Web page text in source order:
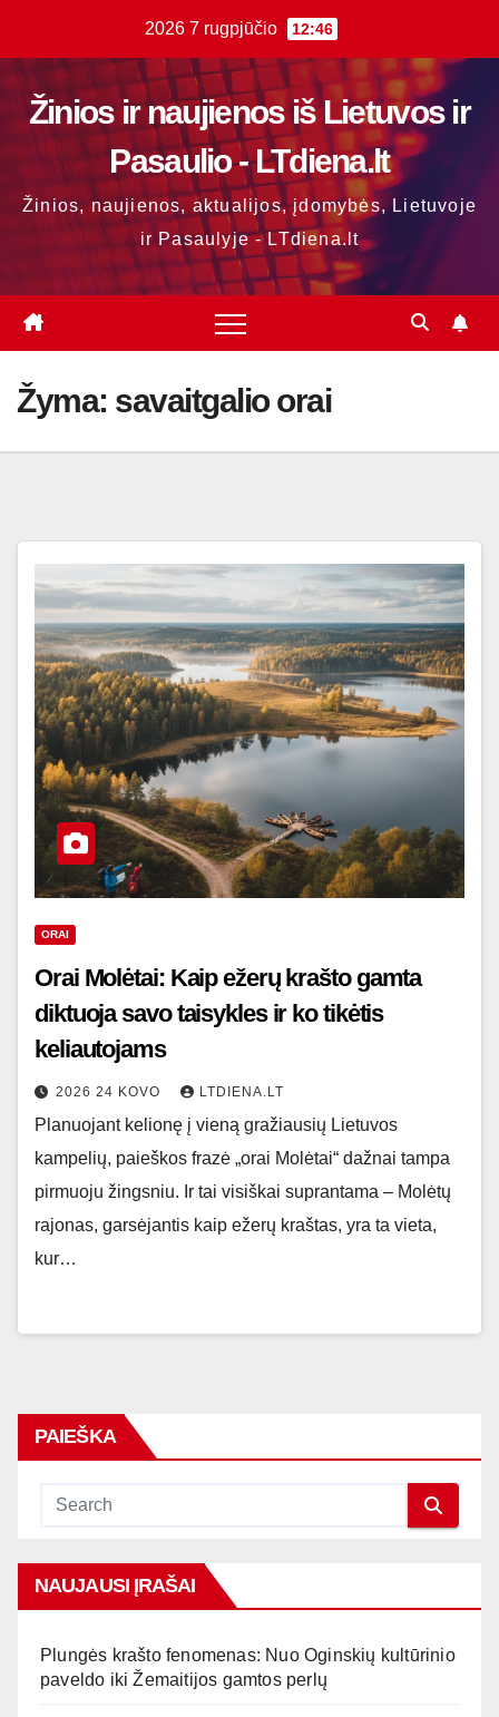
content
2026 7 rugpjūčio 12:46
Žinios ir naujienos iš Lietuvos ir
Pasaulio - LTdiena.lt
Žinios, naujienos, aktualijos, įdomybės, Lietuvoje
ir Pasaulyje - LTdiena.lt
Žyma: savaitgalio orai
ORAI
Orai Molėtai: Kaip ežerų krašto gamta
diktuoja savo taisykles ir ko tikėtis
keliautojams
2026 24 KOVO LTDIENA.LT
Planuojant kelionę į vieną gražiausių Lietuvos
kampelių, paieškos frazė „orai Molėtai“ dažnai tampa
pirmuoju žingsniu. Ir tai visiškai suprantama – Molėtų
rajonas, garsėjantis kaip ežerų kraštas, yra ta vieta,
kur…
PAIEŠKA
NAUJAUSI ĮRAŠAI
Plungės krašto fenomenas: Nuo Oginskių kultūrinio
paveldo iki Žemaitijos gamtos perlų